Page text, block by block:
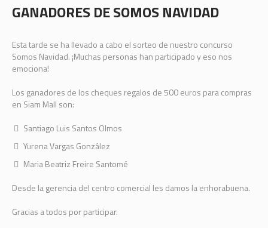
GANADORES DE SOMOS NAVIDAD
Esta tarde se ha llevado a cabo el sorteo de nuestro concurso
Somos Navidad. ¡Muchas personas han participado y eso nos
emociona!
Los ganadores de los cheques regalos de 500 euros para compras
en Siam Mall son:
Santiago Luis Santos Olmos
Yurena Vargas González
Maria Beatriz Freire Santomé
Desde la gerencia del centro comercial les damos la enhorabuena.
Gracias a todos por participar.